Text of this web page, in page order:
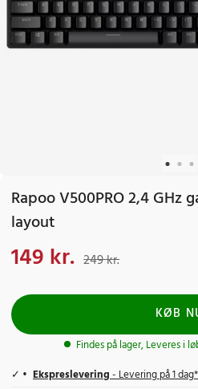
Rapoo V500PRO 2,4 GHz
layout
Nuværende pris
149 kr. 249 kr.
KØB
Findes på lager, Leveres i
Ekspreslevering- Levering på 1 dag*